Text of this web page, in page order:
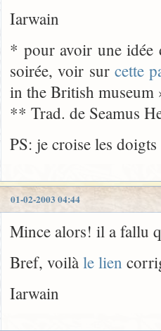
Iarwain
* pour avoir une idée
soirée, voir sur cette
in the British museum
** Trad. de Seamus
PS: je croise les
01-02-2003 04:44
Mince alors! il a fallu
Bref, voilà le lien
Iarwain